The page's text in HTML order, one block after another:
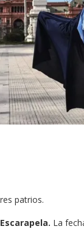
patrios.
La